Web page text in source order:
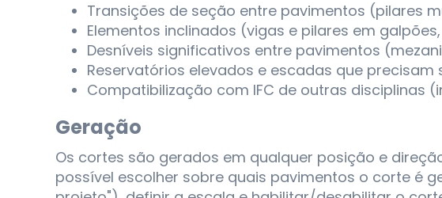
Transições de seção entre pavimentos (pilares
Elementos inclinados (vigas e pilares em
Desníveis significativos entre pavimentos
Reservatórios elevados e escadas que
Compatibilização com IFC de outras disciplinas
Geração
Os cortes são gerados em qualquer posição e
possível escolher sobre quais pavimentos o corte é